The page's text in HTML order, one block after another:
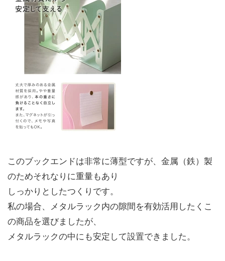
このブックエンドは非常に薄型ですが、金属（鉄）製
のためそれなりに重量もあり
しっかりとしたつくりです。
私の場合、メタルラック内の隙間を有効活用したくこ
の商品を選びましたが、
メタルラックの中にも安定して設置できました。